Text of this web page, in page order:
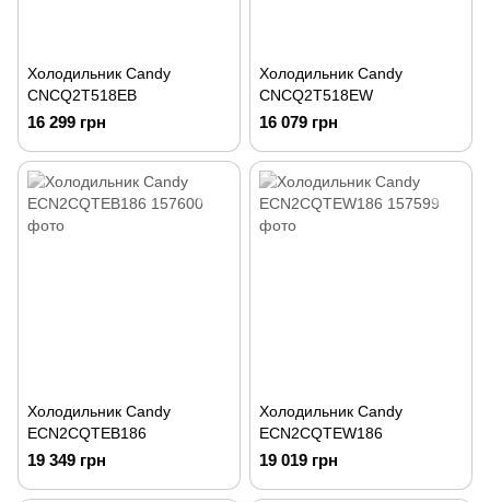
Холодильник Candy
CNCQ2T518EB
16 299 грн
Холодильник Candy
CNCQ2T518EW
16 079 грн
Холодильник Candy
ECN2CQTEB186
19 349 грн
Холодильник Candy
ECN2CQTEW186
19 019 грн